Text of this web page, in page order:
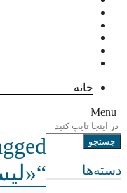
خانه
Menu
دسته‌ها